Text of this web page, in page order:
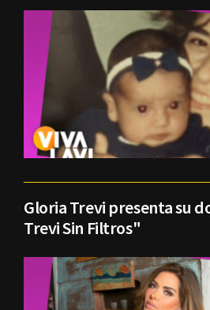
Gloria Trevi presenta su
Trevi Sin Filtros"